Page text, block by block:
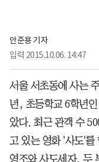
안준용 기자
입력 2015.10.06. 14:47
서울 서초동에 사는
년, 초등학교 6학년
았다. 최근 관객 수
고 있는 영화 '사도'를
영조와 사도세자, 두